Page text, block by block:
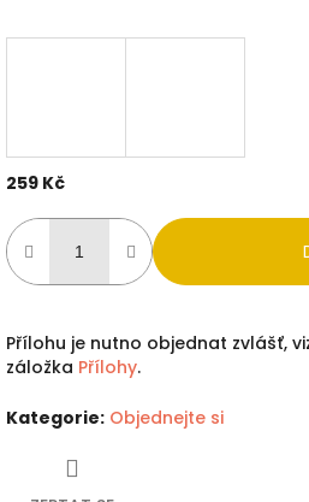
259 Kč
cena:
Přílohu je nutno objednat zvlášť,
záložka Přílohy.
Kategorie: Objednejte si